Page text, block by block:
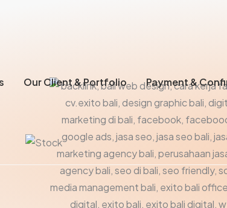
Our Client & Portfolio Payment &